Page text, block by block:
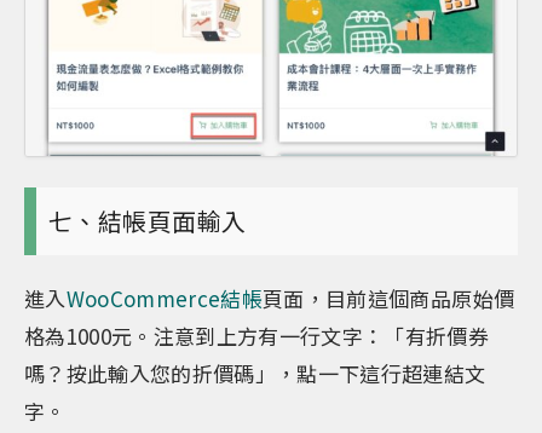
七、結帳頁面輸入
進入WooCommerce結帳頁面，目前這個商品原始價
格為1000元。注意到上方有一行文字：「有折價券
嗎？按此輸入您的折價碼」，點一下這行超連結文
字。